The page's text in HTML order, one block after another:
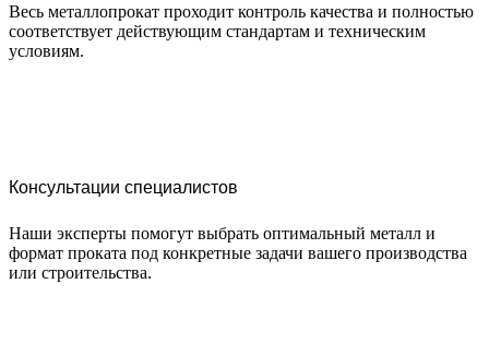
Весь металлопрокат проходит контроль качества и полностью
соответствует действующим стандартам и техническим
условиям.
Консультации специалистов
Наши эксперты помогут выбрать оптимальный металл и
формат проката под конкретные задачи вашего производства
или строительства.